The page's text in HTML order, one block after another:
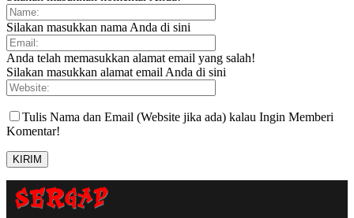
Silakan masukkan nama Anda di sini
Anda telah memasukkan alamat email yang salah!
Silakan masukkan alamat email Anda di sini
Tulis Nama dan Email (Website jika ada) kalau Ingin Memberi
Komentar!